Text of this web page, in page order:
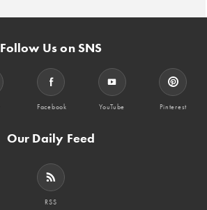
Follow Us on SNS
Facebook YouTube Pinterest
Our Daily Feed
RSS